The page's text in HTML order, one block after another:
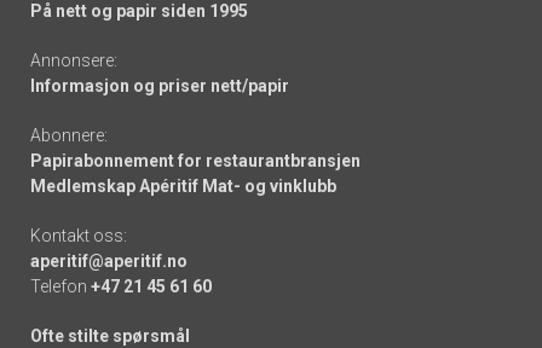
På nett og papir siden 1995
Annonsere:
Informasjon og priser nett/papir
Abonnere:
Papirabonnement for restaurantbransjen
Medlemskap Apéritif Mat- og vinklubb
Kontakt oss:
aperitif@aperitif.no
Telefon +47 21 45 61 60
Ofte stilte spørsmål